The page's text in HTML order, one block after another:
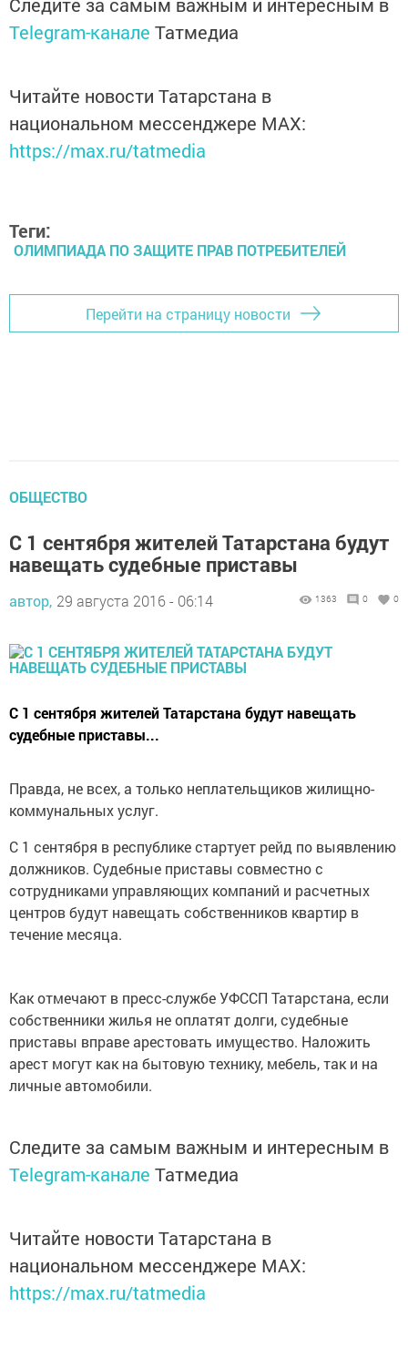
Следите за самым важным и интересным в
Telegram-канале Татмедиа
Читайте новости Татарстана в
национальном мессенджере MАХ:
https://max.ru/tatmedia
Теги:
ОЛИМПИАДА ПО ЗАЩИТЕ ПРАВ ПОТРЕБИТЕЛЕЙ
Перейти на страницу новости
ОБЩЕСТВО
С 1 сентября жителей Татарстана будут
навещать судебные приставы
автор, 29 августа 2016 - 06:14 1363 0 0
С 1 сентября жителей Татарстана будут навещать
судебные приставы...
Правда, не всех, а только неплательщиков жилищно-
коммунальных услуг.
С 1 сентября в республике стартует рейд по выявлению
должников. Судебные приставы совместно с
сотрудниками управляющих компаний и расчетных
центров будут навещать собственников квартир в
течение месяца.
Как отмечают в пресс-службе УФССП Татарстана, если
собственники жилья не оплатят долги, судебные
приставы вправе арестовать имущество. Наложить
арест могут как на бытовую технику, мебель, так и на
личные автомобили.
Следите за самым важным и интересным в
Telegram-канале Татмедиа
Читайте новости Татарстана в
национальном мессенджере MАХ:
https://max.ru/tatmedia